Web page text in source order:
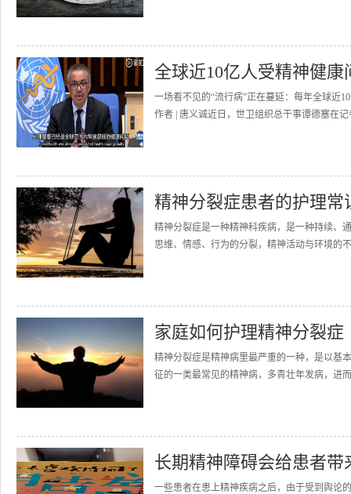
全球近10亿人受精神健
一场看不见的“流行病”正在蔓延：每年全球近
作者 | 唐义诚近日，世卫组织总干事谭德塞在
精神分裂症患者的护理常
精神分裂症是一种精神科疾病，是一种持续、
思维、情感、行为的分裂，精神活动与环境的
家庭如何护理精神分裂症
精神分裂症是精神病里最严重的一种，是以基
征的一类最常见的精神病，多青壮年发病，进
长期精神障碍会给患者带
一些患者在患上精神疾病之后，由于受到舆论